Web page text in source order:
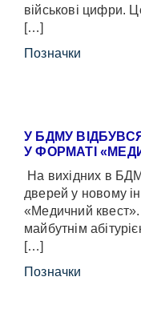
військові цифри.
[…]
Позначки
У БДМУ
У ФОРМАТІ
На вихідних в
дверей у новому
«Медичний
майбутнім
[…]
Позначки